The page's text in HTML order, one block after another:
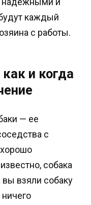
каждый
с работы.
и когда
— ее
с
собака
взяли собаку